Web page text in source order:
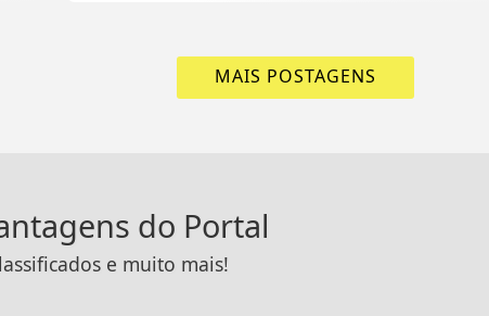
MAIS POSTAGENS
do Portal
e muito mais!